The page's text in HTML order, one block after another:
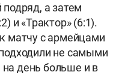
а затем
и «Трактор» (6:1).
матчу с армейцами
не самыми
день больше и в